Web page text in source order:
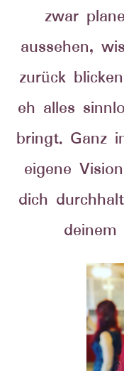
zwar
aussehen,
zurück
eh alles
bringt. Ganz
eigene
dich